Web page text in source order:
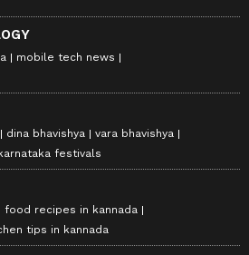
mobile tech news
dina bhavishya
vara bhavishya
festivals
food recipes in kannada
tips in kannada